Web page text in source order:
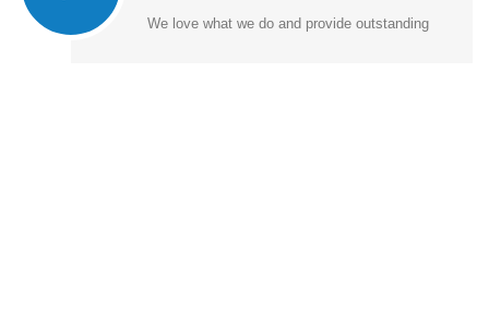
We love what we do and provide outstanding